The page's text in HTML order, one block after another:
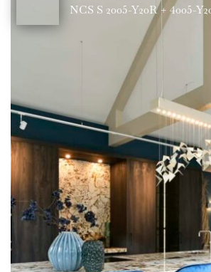
NCS S 2005-Y20R + 4005-